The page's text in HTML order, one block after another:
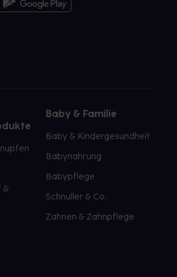
&
Baby & Familie
Baby & Kindergesundheit
Babynahrung
Babypflege
Schnuller & Co.
Zahnen & Zahnpflege